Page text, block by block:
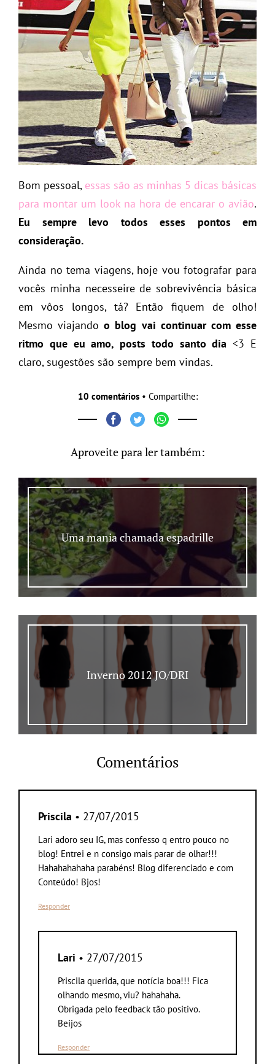
Bom pessoal, essas são as minhas 5 dicas básicas
para montar um look na hora de encarar o avião.
Eu sempre levo todos esses pontos em
consideração.
Ainda no tema viagens, hoje vou fotografar para
vocês minha necesseire de sobrevivência básica
em vôos longos, tá? Então fiquem de olho!
Mesmo viajandoo blog vai continuar com esse
ritmo que eu amo, posts todo santo dia <3 E
claro, sugestões são sempre bem vindas.
10 comentários• Compartilhe:
Aproveite para ler também:
Uma mania chamada espadrille
Inverno 2012 JO/DRI
Comentários
Priscila • 27/07/2015
Lari adoro seu IG, mas confesso q entro pouco no
blog! Entrei e n consigo mais parar de olhar!!!
Hahahahahaha parabéns! Blog diferenciado e com
Conteúdo! Bjos!
Responder
Lari • 27/07/2015
Priscila querida, que notícia boa!!! Fica
olhando mesmo, viu? hahahaha.
Obrigada pelo feedback tão positivo.
Beijos
Responder